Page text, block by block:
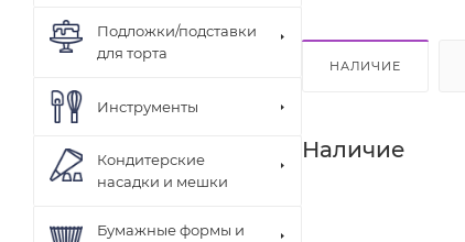
НАЛИЧИЕ
Наличие
Подложки/подставки
для торта
Инструменты
Кондитерские
насадки и мешки
Бумажные формы и